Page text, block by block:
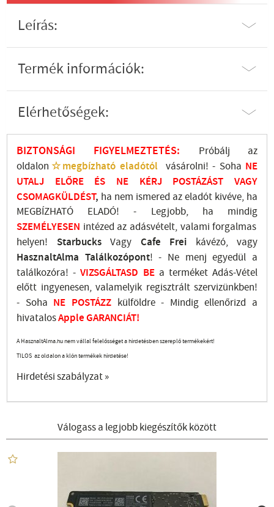
Leírás:
Termék információk:
Elérhetőségek:
BIZTONSÁGI FIGYELMEZTETÉS:
Próbálj az
oldalon ☆megbízható eladótól vásárolni! - Soha NE
UTALJ ELŐRE ÉS NE KÉRJ POSTÁZÁST VAGY
CSOMAGKÜLDÉST, ha nem ismered az eladót kivéve, ha
MEGBÍZHATÓ ELADÓ! - Legjobb, ha mindig
SZEMÉLYESEN intézed az adásvételt, valami forgalmas
helyen! StarbucksVagy Cafe Frei kávézó, vagy
HasznaltAlma Találkozópont! - Ne menj egyedül a
találkozóra! - VIZSGÁLTASD BEa terméket Adás-Vétel
előtt ingyenesen, valamelyik regisztrált szervizünkben!
- Soha NE POSTÁZZ külföldre- Mindig ellenőrizd a
hivatalosApple GARANCIÁT!
A HasznaltAlma.hu nem vállal felelősséget a hirdetésben szereplő termékekért!
TILOS az oldalon a klón termékek hirdetése!
Hirdetési szabályzat »
Válogass a legjobb kiegészítők között